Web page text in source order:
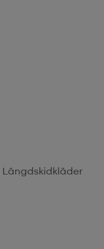
Längdskidkläder